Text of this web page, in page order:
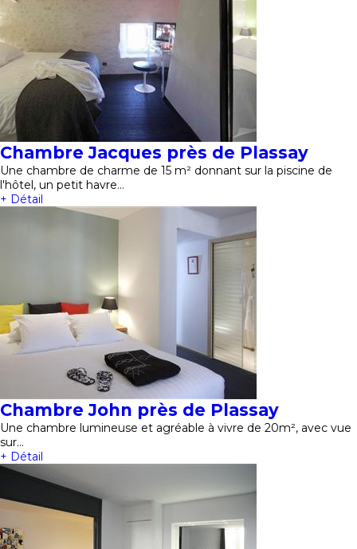
Chambre Jacques près de Plassay
Une chambre de charme de 15 m² donnant sur la piscine de
l'hôtel, un petit havre…
+ Détail
Chambre John près de Plassay
Une chambre lumineuse et agréable à vivre de 20m², avec vue
sur…
+ Détail